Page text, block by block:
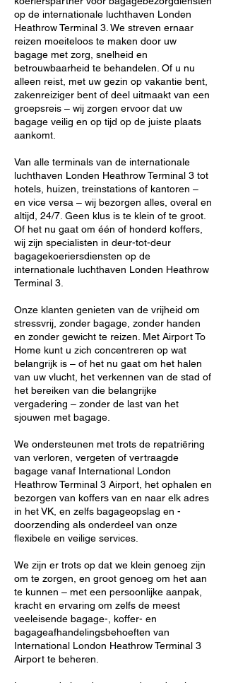
op de internationale luchthaven Londen
Heathrow Terminal 3. We streven ernaar
reizen moeiteloos te maken door uw
bagage met zorg, snelheid en
betrouwbaarheid te behandelen. Of u nu
alleen reist, met uw gezin op vakantie bent,
zakenreiziger bent of deel uitmaakt van een
groepsreis – wij zorgen ervoor dat uw
bagage veilig en op tijd op de juiste plaats
aankomt.
Van alle terminals van de internationale
luchthaven Londen Heathrow Terminal 3 tot
hotels, huizen, treinstations of kantoren –
en vice versa – wij bezorgen alles, overal en
altijd, 24/7. Geen klus is te klein of te groot.
Of het nu gaat om één of honderd koffers,
wij zijn specialisten in deur-tot-deur
bagagekoeriersdiensten op de
internationale luchthaven Londen Heathrow
Terminal 3.
Onze klanten genieten van de vrijheid om
stressvrij, zonder bagage, zonder handen
en zonder gewicht te reizen. Met Airport To
Home kunt u zich concentreren op wat
belangrijk is – of het nu gaat om het halen
van uw vlucht, het verkennen van de stad of
het bereiken van die belangrijke
vergadering – zonder de last van het
sjouwen met bagage.
We ondersteunen met trots de repatriëring
van verloren, vergeten of vertraagde
bagage vanaf International London
Heathrow Terminal 3 Airport, het ophalen en
bezorgen van koffers van en naar elk adres
in het VK, en zelfs bagageopslag en -
doorzending als onderdeel van onze
flexibele en veilige services.
We zijn er trots op dat we klein genoeg zijn
om te zorgen, en groot genoeg om het aan
te kunnen – met een persoonlijke aanpak,
kracht en ervaring om zelfs de meest
veeleisende bagage-, koffer- en
bagageafhandelingsbehoeften van
International London Heathrow Terminal 3
Airport te beheren.